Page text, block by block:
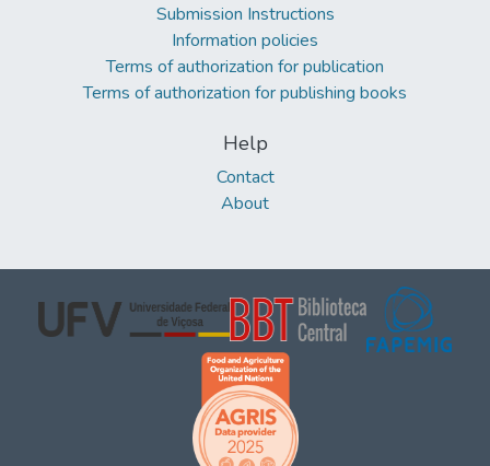
Submission Instructions
Information policies
Terms of authorization for publication
Terms of authorization for publishing books
Help
Contact
About